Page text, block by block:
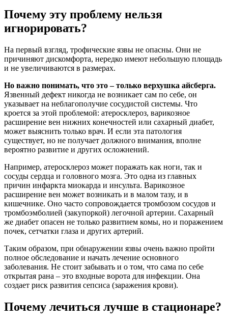
Почему эту проблему нельзя
игнорировать?
На первый взгляд, трофические язвы не опасны. Они не
причиняют дискомфорта, нередко имеют небольшую площадь
и не увеличиваются в размерах.
Но важно понимать, что это – только верхушка айсберга.
Язвенный дефект никогда не возникает сам по себе, он
указывает на неблагополучие сосудистой системы. Что
кроется за этой проблемой: атеросклероз, варикозное
расширение вен нижних конечностей или сахарный диабет,
может выяснить только врач. И если эта патология
существует, но не получает должного внимания, вполне
вероятно развитие и других осложнений.
Например, атеросклероз может поражать как ноги, так и
сосуды сердца и головного мозга. Это одна из главных
причин инфаркта миокарда и инсульта. Варикозное
расширение вен может возникать и в малом тазу, и в
кишечнике. Оно часто сопровождается тромбозом сосудов и
тромбоэмболией (закупоркой) легочной артерии. Сахарный
же диабет опасен не только развитием комы, но и поражением
почек, сетчатки глаза и других артерий.
Таким образом, при обнаружении язвы очень важно пройти
полное обследование и начать лечение основного
заболевания. Не стоит забывать и о том, что сама по себе
открытая рана – это входные ворота для инфекции. Она
создает риск развития сепсиса (заражения крови).
Почему лечиться лучше в стационаре?